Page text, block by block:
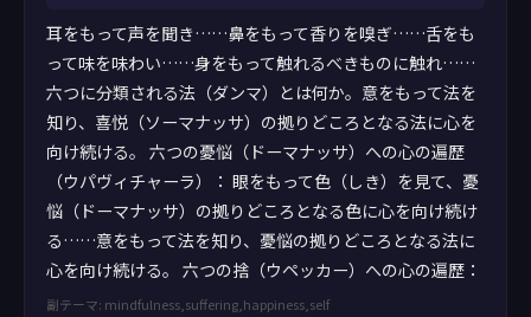
耳をもって声を聞き……鼻をもって香りを嗅ぎ……舌をも
って味を味わい……身をもって触れるべきものに触れ……
六つに分類される法（ダンマ）とは何か。意をもって法を
知り、喜悦（ソーマナッサ）の拠りどころとなる法に心を
向け続ける。 六つの憂悩（ドーマナッサ）への心の遍歴
（ウパヴィチャーラ）： 眼をもって色（しき）を見て、憂
悩（ドーマナッサ）の拠りどころとなる色に心を向け続け
る……意をもって法を知り、憂悩の拠りどころとなる法に
心を向け続ける。 六つの捨（ウペッカー）への心の遍歴：
副テーマ: mindfulness,suffering,happiness,self